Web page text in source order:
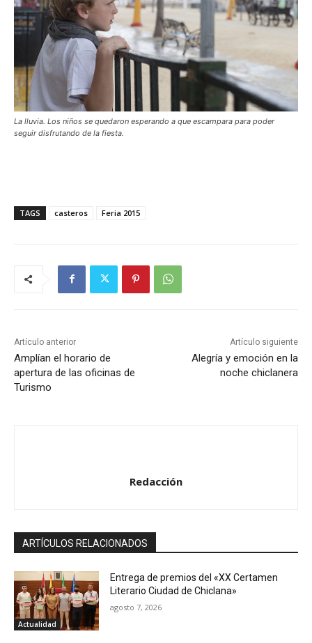
La lluvia. Los niños se quedaron esperando a que escampara para poder
seguir disfrutando de la fiesta.
TAGS casteros Feria 2015
Artículo anterior
Amplían el horario de
apertura de las oficinas de
Turismo
Artículo siguiente
Alegría y emoción en la
noche chiclanera
Redacción
ARTÍCULOS RELACIONADOS
Actualidad
Entrega de premios del «XX Certamen
Literario Ciudad de Chiclana»
agosto 7, 2026